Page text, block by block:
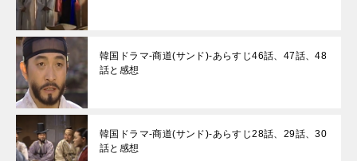
韓国ドラマ-商道(サンド)-あらすじ46話、47話、48
話と感想
韓国ドラマ-商道(サンド)-あらすじ28話、29話、30
話と感想